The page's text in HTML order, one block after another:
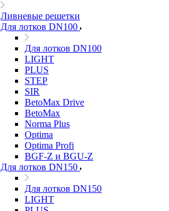
Ливневые решетки
Для лотков DN100
Для лотков DN100
LIGHT
PLUS
STEP
SIR
BetoMax Drive
BetoMax
Norma Plus
Optima
Optima Profi
BGF-Z и BGU-Z
Для лотков DN150
Для лотков DN150
LIGHT